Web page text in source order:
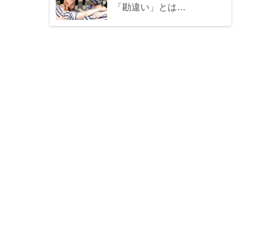
「勘違い」とは…